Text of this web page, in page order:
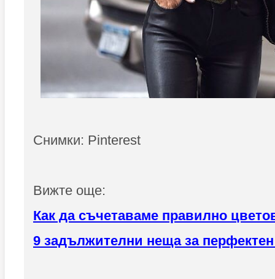
Снимки: Pinterest
Вижте още:
Как да съчетаваме правилно
9 задължителни неща за